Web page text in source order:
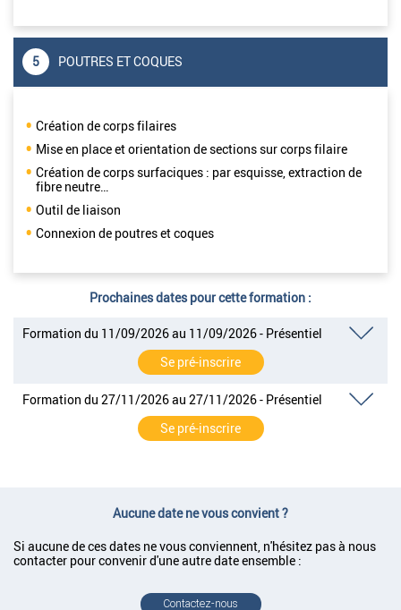
5 POUTRES ET COQUES
Création de corps filaires
Mise en place et orientation de sections sur corps filaire
Création de corps surfaciques : par esquisse, extraction de
fibre neutre…
Outil de liaison
Connexion de poutres et coques
Prochaines dates pour cette formation :
Formation du 11/09/2026 au 11/09/2026 - Présentiel
Se pré-inscrire
Formation du 27/11/2026 au 27/11/2026 - Présentiel
Se pré-inscrire
Aucune date ne vous convient ?
Si aucune de ces dates ne vous conviennent, n'hésitez pas à nous
contacter pour convenir d'une autre date ensemble :
Contactez-nous